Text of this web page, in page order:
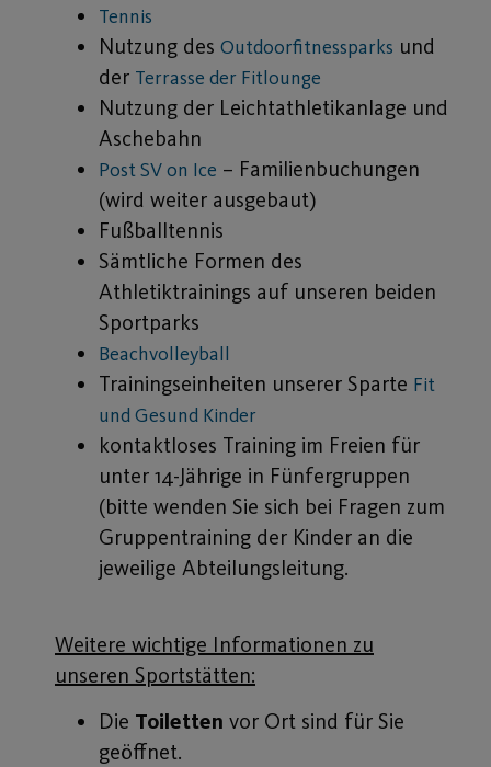
Tennis
Nutzung des Outdoorfitnessparks und
der Terrasse der Fitlounge
Nutzung der Leichtathletikanlage und
Aschebahn
Post SV on Ice – Familienbuchungen
(wird weiter ausgebaut)
Fußballtennis
Sämtliche Formen des
Athletiktrainings auf unseren beiden
Sportparks
Beachvolleyball
Trainingseinheiten unserer Sparte Fit
und Gesund Kinder
kontaktloses Training im Freien für
unter 14-Jährige in Fünfergruppen
(bitte wenden Sie sich bei Fragen zum
Gruppentraining der Kinder an die
jeweilige Abteilungsleitung.
Weitere wichtige Informationen zu
unseren Sportstätten:
Die Toiletten vor Ort sind für Sie
geöffnet.